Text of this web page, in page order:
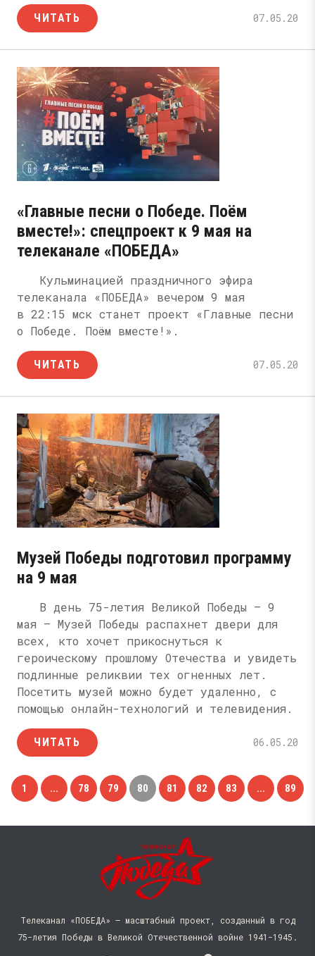
ЧИТАТЬ 07.05.20
«Главные песни о Победе. Поём
вместе!»: спецпроект к 9 мая на
телеканале «ПОБЕДА»
Кульминацией праздничного эфира
телеканала «ПОБЕДА» вечером 9 мая
в 22:15 мск станет проект «Главные песни
о Победе. Поём вместе!».
ЧИТАТЬ 07.05.20
Музей Победы подготовил программу
на 9 мая
В день 75-летия Великой Победы – 9
мая – Музей Победы распахнет двери для
всех, кто хочет прикоснуться к
героическому прошлому Отечества и увидеть
подлинные реликвии тех огненных лет.
Посетить музей можно будет удаленно, с
помощью онлайн-технологий и телевидения.
ЧИТАТЬ 06.05.20
1 ... 78 79 80 81 82 83 ... 89
Телеканал «ПОБЕДА» — масштабный проект, созданный в год
75-летия Победы в Великой Отечественной войне 1941−1945.